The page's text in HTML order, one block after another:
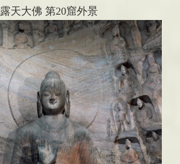
露天大佛 第20窟外景